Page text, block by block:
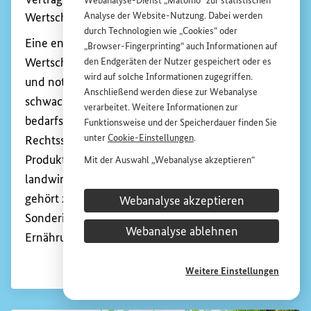
Analyse derWebsite-Nutzung. Dabei werden
durch Technologien wie „Cookies“ oder
„Browser-Fingerprinting“ auch Informationen auf
den Endgeräten der Nutzer gespeichert oder es
wird auf solche Informationen zugegriffen.
Anschließend werden diese zur Webanalyse
verarbeitet. Weitere Informationen zur
Funktionsweise und der Speicherdauer finden Sie
unterCookie-Einstellungen.
Mit der Auswahl „Webanalyse akzeptieren“
Dienstes „Matomo“ auf derWebsitedes
Bundesministeriums für wirtschaftliche
Entwicklung und Zusammenarbeit (BMZ) zu.
Diese Einwilligung ist freiwillig, für die Nutzung
jederzeit für die Zukunft unterCookie-
Webanalyse akzeptieren
Webanalyse ablehnen
Weitere Einstellungen
Wertschöpfungskette sind.
Eine entwicklungspolitische Förderung von
Wertschöpfungsketten ist vor allem dort sinnvoll
und notwendig, wo die staatlichen Strukturen
schwach sind und ein Mangel an Infrastruktur,
bedarfsgerechten Dienstleistungen,
Rechtssicherheit und Qualitäts- und
Produktstandards herrscht. Die Förderung von
landwirtschaftlichen Wertschöpfungsketten
gehört zu den Schwerpunkten derBMZ-
Sonderinitiative „Transformation der Agrar- und
Ernährungssysteme“.